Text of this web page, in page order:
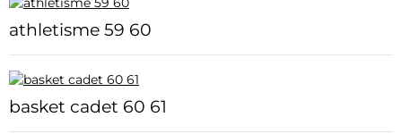
athletisme 59 60
basket cadet 60 61